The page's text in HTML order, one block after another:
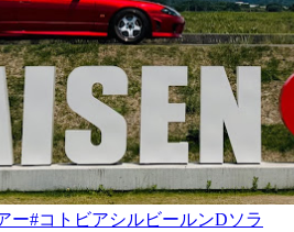
ー#コトビアシルビールンDソラ